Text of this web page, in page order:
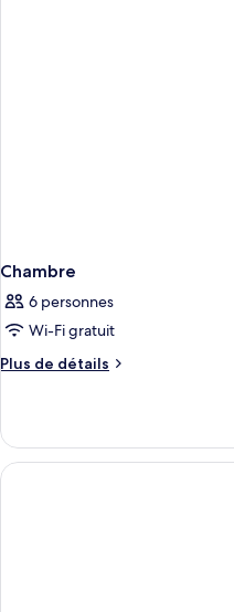
Chambre
6 personnes
Wi-Fi gratuit
Plus de détails
Plus
le
type
de